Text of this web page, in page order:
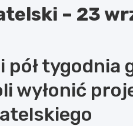
– 23
pół tygodnia
wyłonić